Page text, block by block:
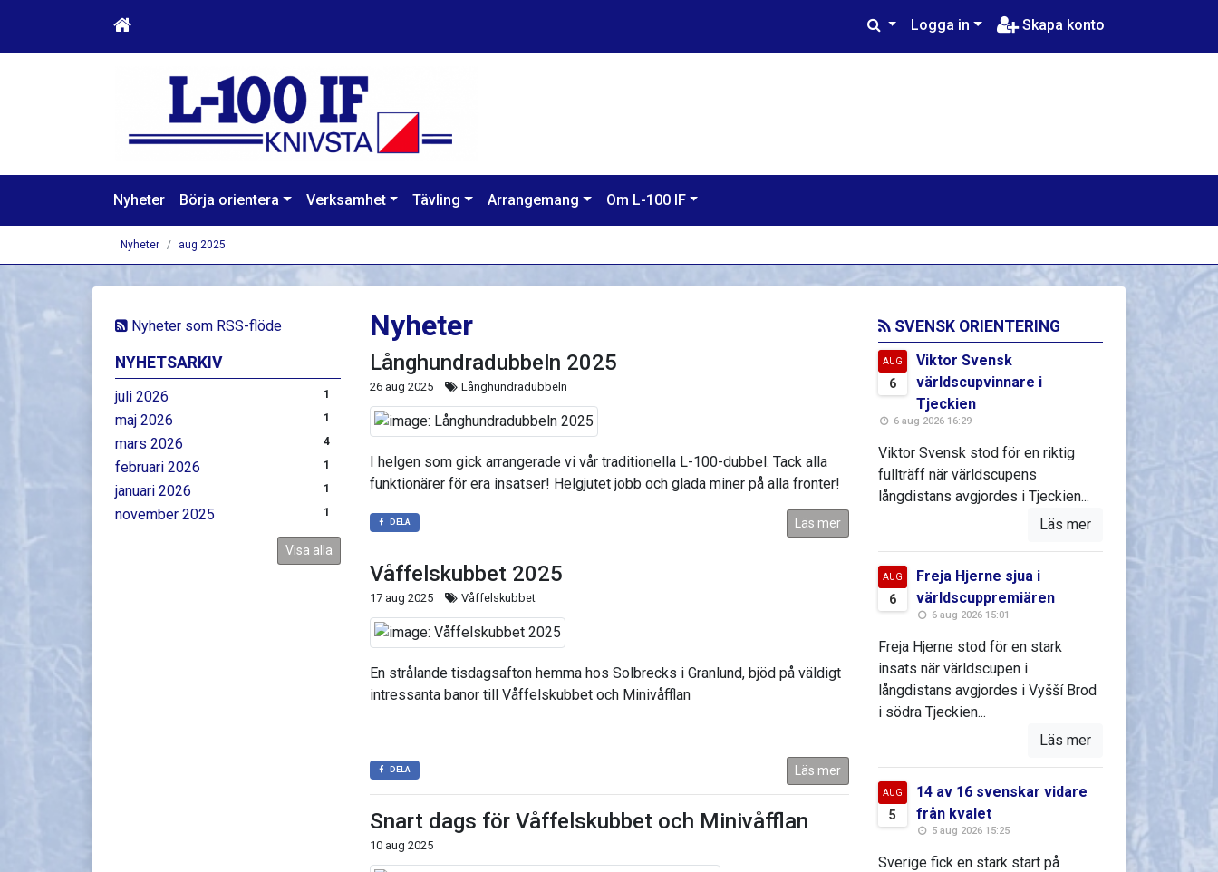
Logga in Skapa konto
Nyheter Börja orientera Verksamhet Tävling Arrangemang Om L-100 IF
Nyheter aug 2025
Nyheter som RSS-flöde
NYHETSARKIV
juli 2026 1
maj 2026 1
mars 2026 4
februari 2026 1
januari 2026 1
november 2025 1
Visa alla
Nyheter
Långhundradubbeln 2025
26 aug 2025 Långhundradubbeln
I helgen som gick arrangerade vi vår traditionella L-100-dubbel. Tack alla
funktionärer för era insatser! Helgjutet jobb och glada miner på alla fronter!
DELA Läs mer
Våffelskubbet 2025
17 aug 2025 Våffelskubbet
En strålande tisdagsafton hemma hos Solbrecks i Granlund, bjöd på väldigt
intressanta banor till Våffelskubbet och Minivåfflan
DELA Läs mer
Snart dags för Våffelskubbet och Minivåfflan
10 aug 2025
SVENSK ORIENTERING
AUG
6
Viktor Svensk
världscupvinnare i
Tjeckien
6 aug 2026 16:29
Viktor Svensk stod för en riktig
fullträff när världscupens
långdistans avgjordes i Tjeckien...
Läs mer
AUG
6
Freja Hjerne sjua i
världscuppremiären
6 aug 2026 15:01
Freja Hjerne stod för en stark
insats när världscupen i
långdistans avgjordes i Vyšší Brod
i södra Tjeckien...
Läs mer
AUG
5
14 av 16 svenskar vidare
från kvalet
5 aug 2026 15:25
Sverige fick en stark start på